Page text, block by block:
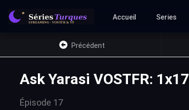
Accueil Series
Précédent
Ask Yarasi VOSTFR: 1x17
Épisode 17